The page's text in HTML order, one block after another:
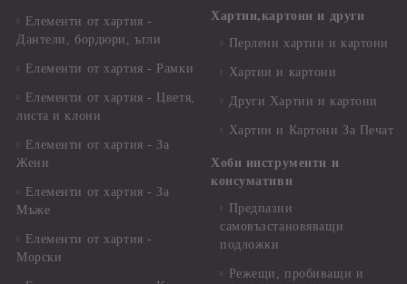
Елементи от хартия -
Дантели, бордюри, ъгли
Елементи от хартия - Рамки
Елементи от хартия - Цветя,
листа и клони
Елементи от хартия - За
Жени
Елементи от хартия - За
Мъже
Елементи от хартия -
Морски
Хартии,картони и други
Перлени хартии и картони
Хартии и картони
Други Хартии и картони
Хартии и Картони За Печат
Хоби инструменти и
консумативи
Предпазни
самовъзстановяващи
подложки
Режещи, пробиващи и